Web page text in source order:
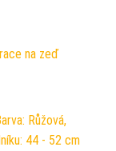
na zeď
Růžová,
44 - 52 cm